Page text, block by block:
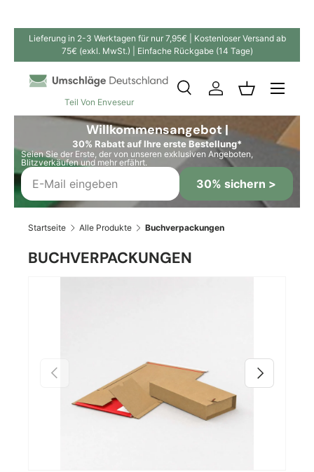
Direkt zum Inhalt
Lieferung in 2-3 Werktagen für nur 7,95€ | Kostenloser Versand ab
75€ (exkl. MwSt.) | Einfache Rückgabe (14 Tage)
Teil Von Enveseur
SuchenSuchen
SucheEinloggen
Willkommensangebot |
30% Rabatt auf Ihre erste Bestellung*
Seien Sie der Erste, der von unseren exklusiven Angeboten,
Blitzverkäufen und mehr erfährt.
30% sichern >
Startseite Alle Produkte Buchverpackungen
BUCHVERPACKUNGEN
Vorherige Nächste